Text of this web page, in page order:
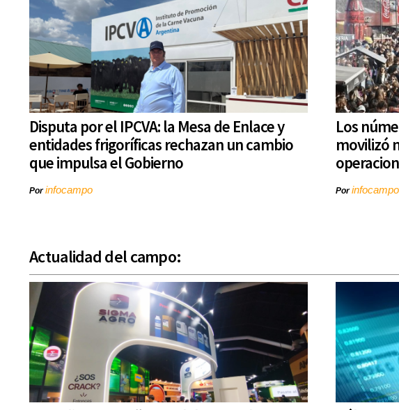
Disputa por el IPCVA: la Mesa de Enlace y
entidades frigoríficas rechazan un cambio
que impulsa el Gobierno
Porinfocampo
Los
movilizó
Porinfocampo
Actualidad del campo: